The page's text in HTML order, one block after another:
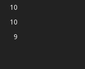
10
10
9